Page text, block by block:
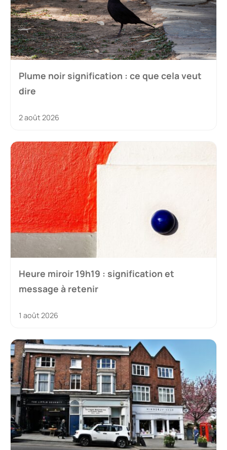
Plume noir signification : ce que cela veut
dire
2 août 2026
Heure miroir 19h19 : signification et
message à retenir
1 août 2026